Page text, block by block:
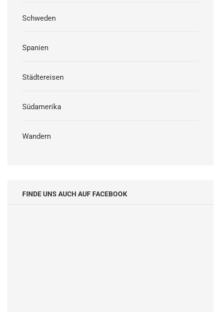
Schweden
Spanien
Städtereisen
Südamerika
Wandern
FINDE UNS AUCH AUF FACEBOOK